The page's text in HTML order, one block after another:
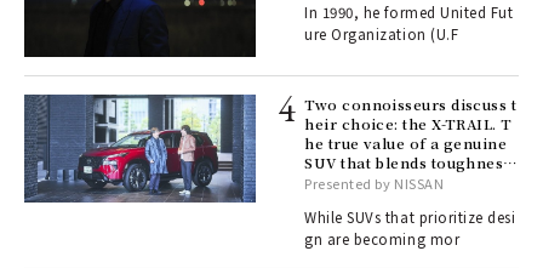
In 1990, he formed United Fut
ure Organization (U.F
Two connoisseurs discuss t
heir choice: the X-TRAIL. T
he true value of a genuine
SUV that blends toughness
with elegance.
Presented by NISSAN
While SUVs that prioritize desi
gn are becoming mor